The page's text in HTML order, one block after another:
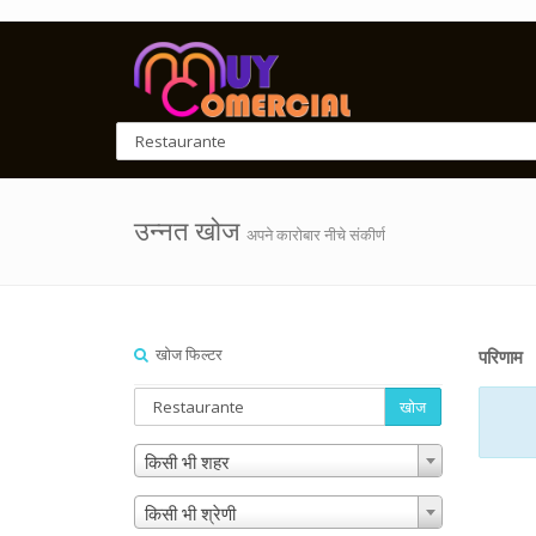
उन्नत खोज अपने कारोबार नीचे संकीर्ण
खोज फिल्टर
खोज
किसी भी शहर
किसी भी श्रेणी
परिणाम